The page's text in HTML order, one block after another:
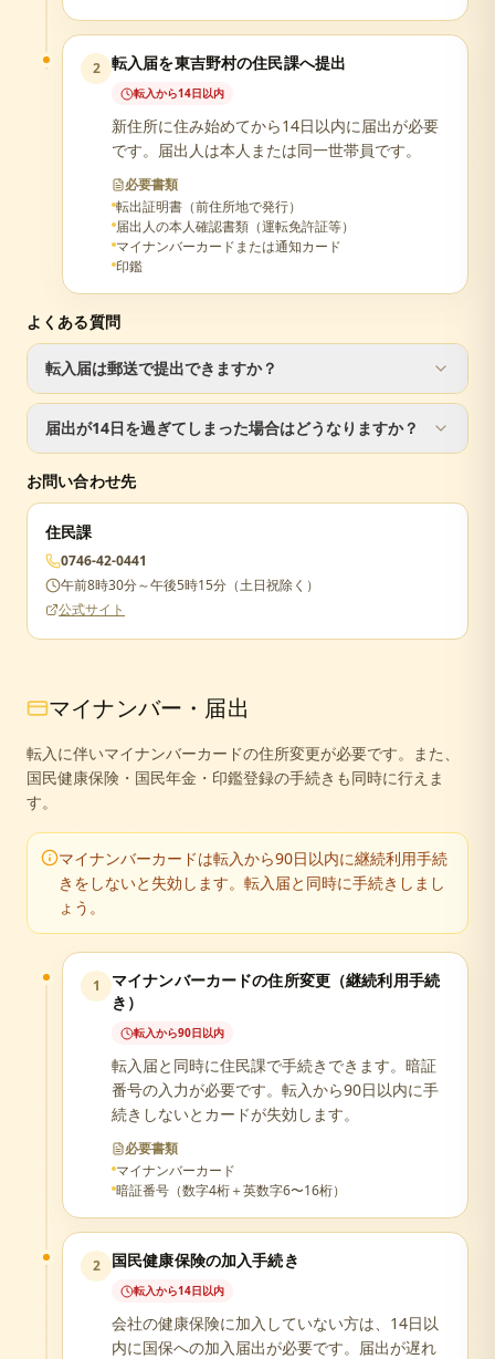
2 転入届を東吉野村の住民課へ提出
転入から14日以内
新住所に住み始めてから14日以内に届出が必要
です。届出人は本人または同一世帯員です。
必要書類
転出証明書（前住所地で発行）
届出人の本人確認書類（運転免許証等）
マイナンバーカードまたは通知カード
印鑑
よくある質問
転入届は郵送で提出できますか？
転入届は窓口での手続きが必要です。ただし、転出届は郵
送で手続き可能です。
届出が14日を過ぎてしまった場合はどうなりますか？
ない場合は5万円以下の過料が科されることがあります。
お問い合わせ先
住民課
0746-42-0441
午前8時30分～午後5時15分（土日祝除く）
公式サイト
マイナンバー・届出
転入に伴いマイナンバーカードの住所変更が必要です。また、
国民健康保険・国民年金・印鑑登録の手続きも同時に行えま
す。
マイナンバーカードは転入から90日以内に継続利用手続
きをしないと失効します。転入届と同時に手続きしまし
ょう。
1
マイナンバーカードの住所変更（継続利用手続
き）
転入から90日以内
転入届と同時に住民課で手続きできます。暗証
番号の入力が必要です。転入から90日以内に手
続きしないとカードが失効します。
必要書類
マイナンバーカード
暗証番号（数字4桁＋英数字6〜16桁）
2 国民健康保険の加入手続き
転入から14日以内
会社の健康保険に加入していない方は、14日以
内に国保への加入届出が必要です。届出が遅れ